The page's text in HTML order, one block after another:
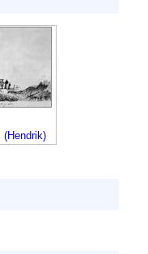
(Hendrik)